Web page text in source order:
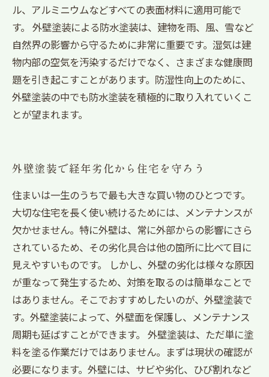
ル、アルミニウムなどすべての表面材料に適用可能で
す。 外壁塗装による防水塗装は、建物を雨、風、雪など
自然界の影響から守るために非常に重要です。湿気は建
物内部の空気を汚染するだけでなく、さまざまな健康問
題を引き起こすことがあります。防湿性向上のために、
外壁塗装の中でも防水塗装を積極的に取り入れていくこ
とが望まれます。
外壁塗装で経年劣化から住宅を守ろう
住まいは一生のうちで最も大きな買い物のひとつです。
大切な住宅を長く使い続けるためには、メンテナンスが
欠かせません。特に外壁は、常に外部からの影響にさら
されているため、その劣化具合は他の箇所に比べて目に
見えやすいものです。 しかし、外壁の劣化は様々な原因
が重なって発生するため、対策を取るのは簡単なことで
はありません。そこでおすすめしたいのが、外壁塗装で
す。外壁塗装によって、外壁面を保護し、メンテナンス
周期も延ばすことができます。 外壁塗装は、ただ単に塗
料を塗る作業だけではありません。まずは現状の確認が
必要になります。外壁には、サビや劣化、ひび割れなど